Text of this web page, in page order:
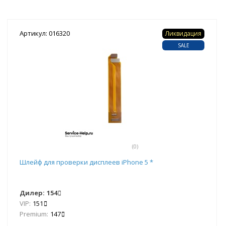
Артикул: 016320
(0)
Ликвидация
SALE
Шлейф для проверки дисплеев iPhone 5 *
Дилер: 154
VIP: 151
Premium: 147